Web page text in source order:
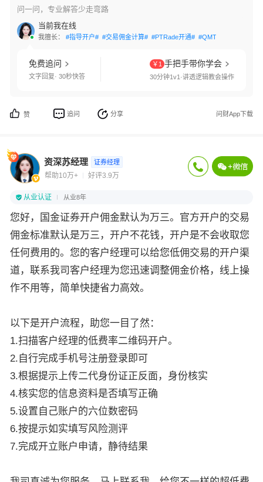
问一问，专业解答少走弯路
当前我在线
我擅长： #指导开户# #交易佣金计算# #PTRade开通# #QMT开通#
免费追问
文字回复· 30秒快答
￥1 手把手带你学会
30分钟1v1·讲透逻辑教会操作
赞 追问 分享 问财App下载
资深苏经理 证券经理
帮助10万+ 好评3.9万
从业认证 从业8年
您好，国金证券开户佣金默认为万三。官方开户的交易
佣金标准默认是万三，开户不花钱，开户是不会收取您
任何费用的。您的客户经理可以给您低佣交易的开户渠
道，联系我司客户经理为您迅速调整佣金价格，线上操
作不用等，简单快捷省力高效。
以下是开户流程，助您一目了然：
1.扫描客户经理的低费率二维码开户。
2.自行完成手机号注册登录即可
3.根据提示上传二代身份证正反面，身份核实
4.核实您的信息资料是否填写正确
5.设置自己账户的六位数密码
6.按提示如实填写风险测评
7.完成开立账户申请，静待结果